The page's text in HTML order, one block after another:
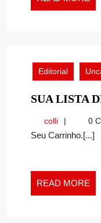
Editorial
SUA LISTA
collicolli 0
Seu Carrinho.[...]
READ MORE